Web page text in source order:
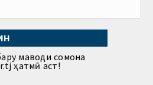
маводи сомона
ҳатмӣ аст!